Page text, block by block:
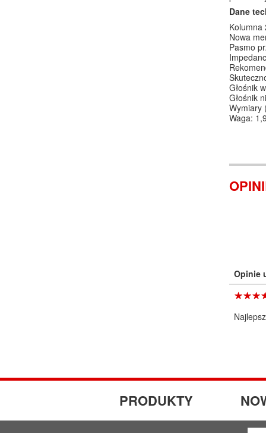
Dane
Kolumna
Nowa
Pasmo
Głośnik
Głośnik
Wymiary
Waga:
Opinie
☆☆☆
★★★
PRODUKTY